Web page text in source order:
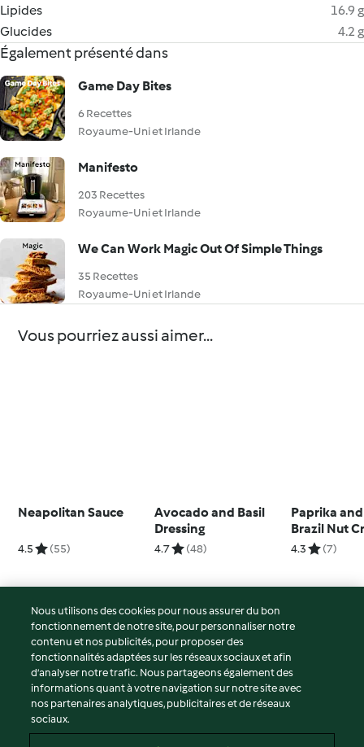
Lipides
16.9 g
Glucides
4.2 g
Également présenté dans
Game Day Bites
6 Recettes
Royaume-Uni et Irlande
Manifesto
203 Recettes
Royaume-Uni et Irlande
We Can Work Magic Out Of Simple Things
35 Recettes
Royaume-Uni et Irlande
Vous pourriez aussi aimer...
Neapolitan Sauce
4.5 (55)
Avocado and Basil
Dressing
4.7 (48)
Paprika
Brazil Nut
4.3 (7)
© Copyright 2026
Conditions d'utilisation
Politique de confidentialité
Non-responsabilité
Mentions légales
Nous utilisons des cookies pour nous assurer du bon
fonctionnement de notre site, pour personnaliser notre
contenu et nos publicités, pour proposer des
fonctionnalités adaptées sur les réseaux sociaux et afin
d’analyser notre trafic. Nous partageons également des
informations quant à votre navigation sur notre site avec
nos partenaires analytiques, publicitaires et de réseaux
sociaux.